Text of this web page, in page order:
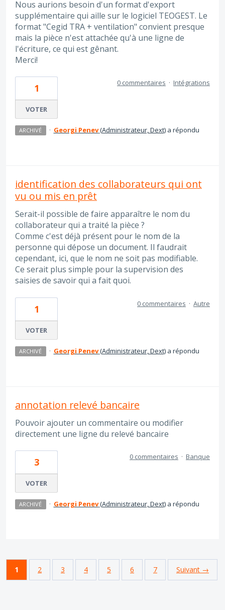
Nous aurions besoin d'un format d'export
supplémentaire qui aille sur le logiciel TEOGEST. Le
format "Cegid TRA + ventilation" convient presque
mais la pièce n'est attachée qu'à une ligne de
l'écriture, ce qui est gênant.
Merci!
1
VOTER
0 commentaires · Intégrations
ARCHIVÉ · Georgi Penev(Administrateur, Dext)a répondu
identification des collaborateurs qui ont
vu ou mis en prêt
Serait-il possible de faire apparaître le nom du
collaborateur qui a traité la pièce ?
Comme c'est déjà présent pour le nom de la
personne qui dépose un document. Il faudrait
cependant, ici, que le nom ne soit pas modifiable.
Ce serait plus simple pour la supervision des
saisies de savoir qui a fait quoi.
1
VOTER
0 commentaires · Autre
ARCHIVÉ · Georgi Penev(Administrateur, Dext)a répondu
annotation relevé bancaire
Pouvoir ajouter un commentaire ou modifier
directement une ligne du relevé bancaire
3
VOTER
0 commentaires · Banque
ARCHIVÉ · Georgi Penev(Administrateur, Dext)a répondu
1 2 3 4 5 6 7 Suivant →